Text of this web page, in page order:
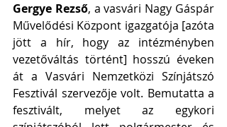
Gergye Rezső, a vasvári Nagy Gáspár
Művelődési Központ igazgatója [azóta
jött a hír, hogy az intézményben
vezetőváltás történt] hosszú éveken
át a Vasvári Nemzetközi Színjátszó
Fesztivál szervezője volt. Bemutatta a
fesztivált, melyet az egykori